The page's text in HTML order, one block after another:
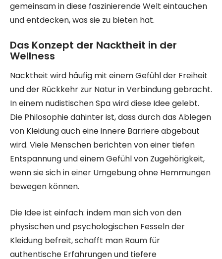
gemeinsam in diese faszinierende Welt eintauchen
und entdecken, was sie zu bieten hat.
Das Konzept der Nacktheit in der
Wellness
Nacktheit wird häufig mit einem Gefühl der Freiheit
und der Rückkehr zur Natur in Verbindung gebracht.
In einem nudistischen Spa wird diese Idee gelebt.
Die Philosophie dahinter ist, dass durch das Ablegen
von Kleidung auch eine innere Barriere abgebaut
wird. Viele Menschen berichten von einer tiefen
Entspannung und einem Gefühl von Zugehörigkeit,
wenn sie sich in einer Umgebung ohne Hemmungen
bewegen können.
Die Idee ist einfach: indem man sich von den
physischen und psychologischen Fesseln der
Kleidung befreit, schafft man Raum für
authentische Erfahrungen und tiefere